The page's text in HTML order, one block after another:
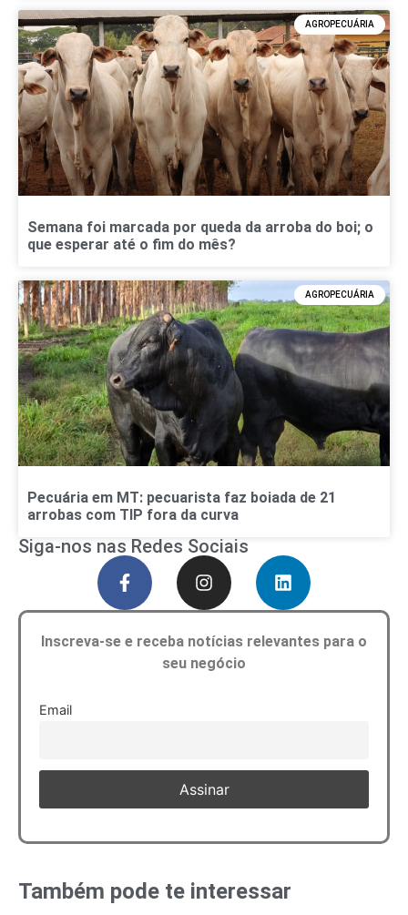
AGROPECUÁRIA
Semana foi marcada por queda da arroba do boi; o
que esperar até o fim do mês?
AGROPECUÁRIA
Pecuária em MT: pecuarista faz boiada de 21
arrobas com TIP fora da curva
Siga-nos nas Redes Sociais
Inscreva-se e receba notícias relevantes para o
seu negócio
Email
Também pode te interessar